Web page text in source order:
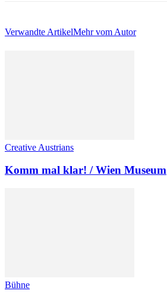
Verwandte ArtikelMehr vom Autor
Creative Austrians
Komm mal klar! / Wien Museum
Bühne